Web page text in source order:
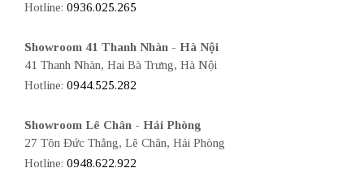
Hotline: 0936.025.265
Showroom 41 Thanh Nhàn - Hà Nội
41 Thanh Nhàn, Hai Bà Trưng, Hà Nội
Hotline: 0944.525.282
Showroom Lê Chân - Hải Phòng
27 Tôn Đức Thắng, Lê Chân, Hải Phòng
Hotline: 0948.622.922